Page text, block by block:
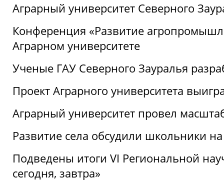
Аграрный университет Северного
Конференция «Развитие
Аграрном университете
Ученые ГАУ Северного Зауралья
Проект Аграрного университета
Аграрный университет провел
Развитие села обсудили школьники
Подведены итоги VI Региональной
сегодня, завтра»